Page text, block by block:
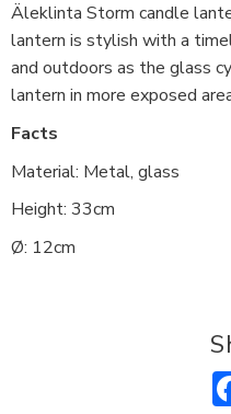
Äleklinta Storm candle
lantern is stylish with a
and outdoors as the glass
lantern in more exposed
Facts
Material: Metal, glass
Height: 33cm
Ø: 12cm